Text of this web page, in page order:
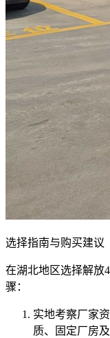
选择指南与购买建议
在湖北地区选择解放
骤：
实地考察厂家
质、固定厂房